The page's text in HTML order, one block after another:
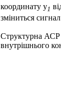
координату у1
зміниться сигнал
Структурна АСР
внутрішнього